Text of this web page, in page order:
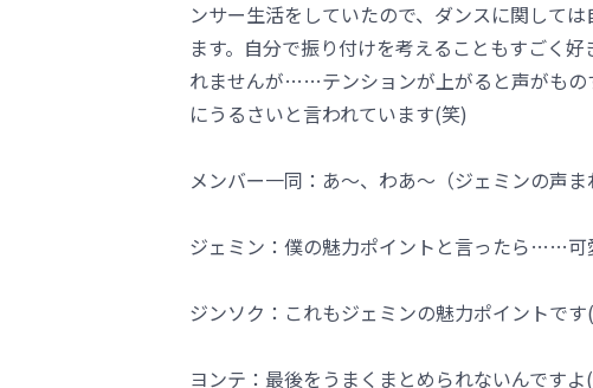
ンサー生活をしていたので、ダンスに関して
ます。自分で振り付けを考えることもすごく
れませんが……テンションが上がると声がもの
にうるさいと言われています(笑)
メンバー一同：あ～、わあ～（ジェミンの声ま
ジェミン：僕の魅力ポイントと言ったら……
ジンソク：これもジェミンの魅力ポイントです
ヨンテ：最後をうまくまとめられないんですよ